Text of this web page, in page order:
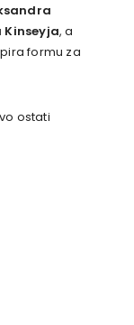
Kinseyja, a
formu za
ostati